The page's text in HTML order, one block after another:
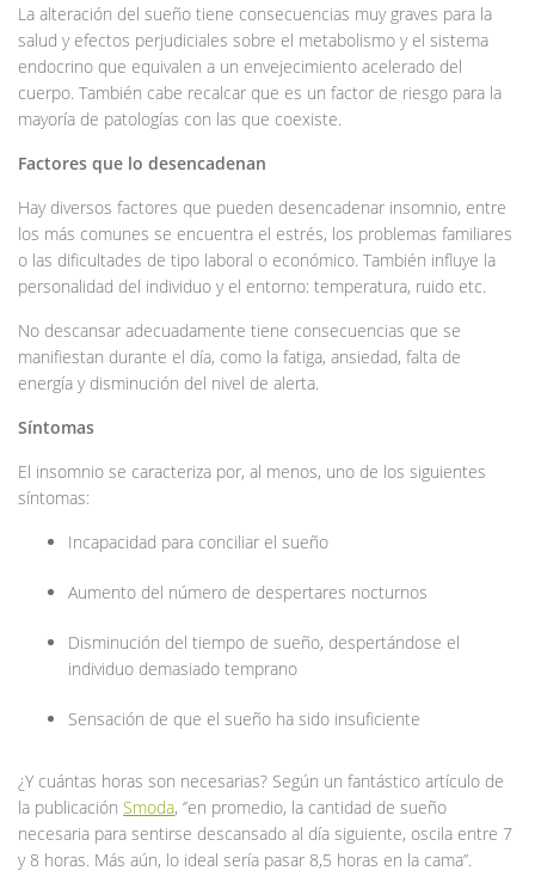
La alteración del sueño tiene consecuencias muy graves para la
salud y efectos perjudiciales sobre el metabolismo y el sistema
endocrino que equivalen a un envejecimiento acelerado del
cuerpo. También cabe recalcar que es un factor de riesgo para la
mayoría de patologías con las que coexiste.
Factores que lo desencadenan
Hay diversos factores que pueden desencadenar insomnio, entre
los más comunes se encuentra el estrés, los problemas familiares
o las dificultades de tipo laboral o económico. También influye la
personalidad del individuo y el entorno: temperatura, ruido etc.
No descansar adecuadamente tiene consecuencias que se
manifiestan durante el día, como la fatiga, ansiedad, falta de
energía y disminución del nivel de alerta.
Síntomas
El insomnio se caracteriza por, al menos, uno de los siguientes
síntomas:
Incapacidad para conciliar el sueño
Aumento del número de despertares nocturnos
Disminución del tiempo de sueño, despertándose el
individuo demasiado temprano
Sensación de que el sueño ha sido insuficiente
¿Y cuántas horas son necesarias? Según un fantástico artículo de
la publicación Smoda, ‘’en promedio, la cantidad de sueño
necesaria para sentirse descansado al día siguiente, oscila entre 7
y 8 horas. Más aún, lo ideal sería pasar 8,5 horas en la cama’’.